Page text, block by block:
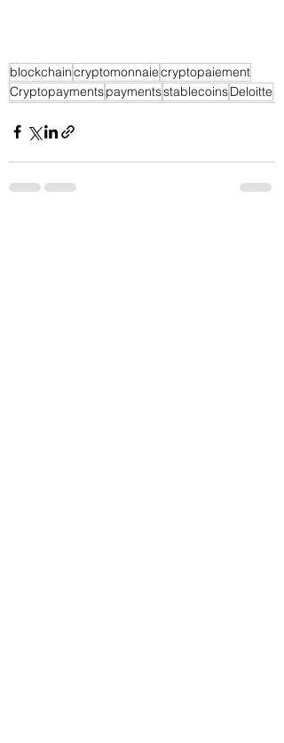
blockchaincryptomonnaiecryptopaiement
CryptopaymentspaymentsstablecoinsDeloitte